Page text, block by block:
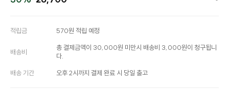
적립금 570원 적립 예정
배송비
총 결제금액이 30,000원 미만시 배송비 3,000원이 청구됩니
다.
배송 기간 오후 2시까지 결제 완료 시 당일 출고